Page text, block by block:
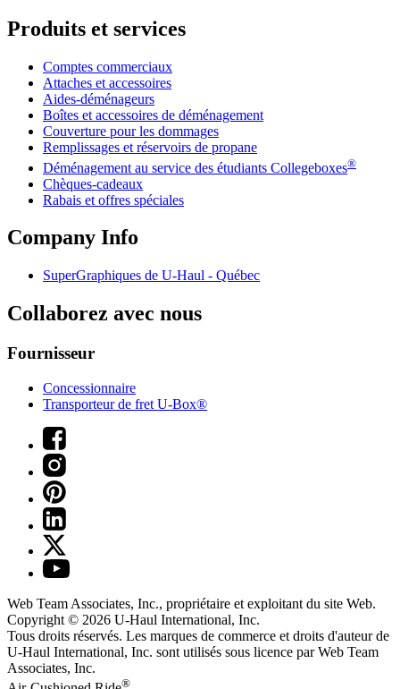
Produits et services
Comptes commerciaux
Attaches et accessoires
Aides-déménageurs
Boîtes et accessoires de déménagement
Couverture pour les dommages
Remplissages et réservoirs de propane
Déménagement au service des étudiants Collegeboxes®
Chèques-cadeaux
Rabais et offres spéciales
Company Info
SuperGraphiques de U-Haul - Québec
Collaborez avec nous
Fournisseur
Concessionnaire
Transporteur de fret U-Box®
Web Team Associates, Inc., propriétaire et exploitant du site Web.
Copyright © 2026 U-Haul International, Inc.
Tous droits réservés. Les marques de commerce et droits d'auteur de
U-Haul International, Inc. sont utilisés sous licence par Web Team
Associates, Inc.
®